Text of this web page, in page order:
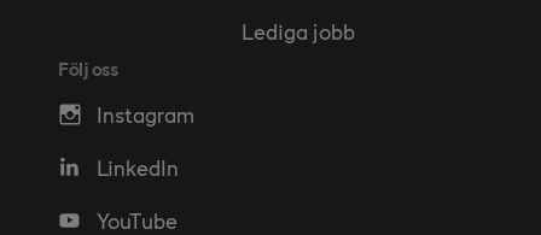
Lediga jobb
Följ oss
Instagram
LinkedIn
YouTube